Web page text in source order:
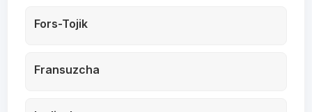
Fors-Tojik
Fransuzcha